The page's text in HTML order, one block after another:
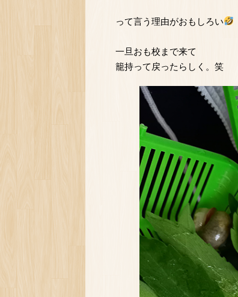
って言う理由がおもしろい
一旦おも校まで来て
籠持って戻ったらしく。笑